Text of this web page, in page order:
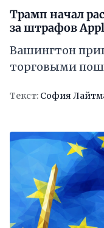
Трамп начал
за штрафов
Вашингтон
торговыми
Текст: София